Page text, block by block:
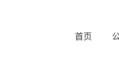
首页